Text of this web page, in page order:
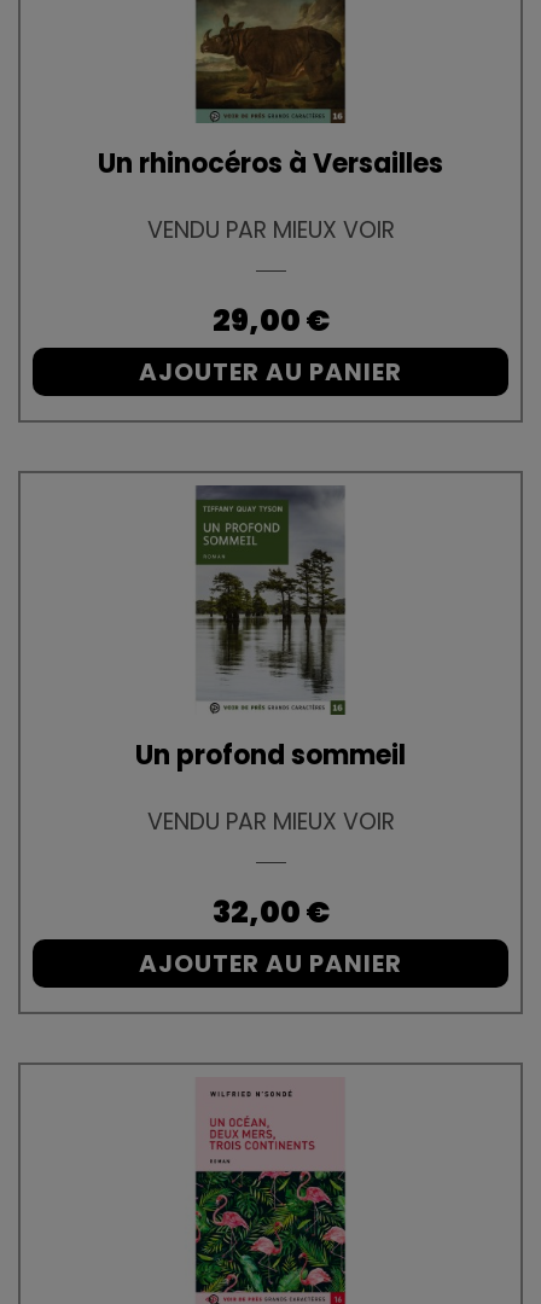
Un rhinocéros à Versailles
VENDU PAR MIEUX VOIR
Prix
29,00 €
AJOUTER AU PANIER
Un profond sommeil
VENDU PAR MIEUX VOIR
Prix
32,00 €
AJOUTER AU PANIER